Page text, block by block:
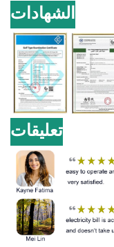
الشهادات
تعليقات